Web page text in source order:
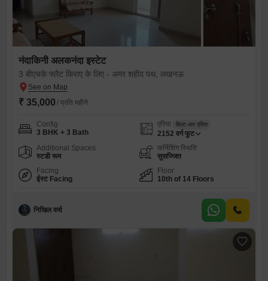
नंदाकिनी अलकनंदा इस्टेट
3 बीएचके फ्लैट किराए के लिए - अमर शहीद पथ, लखनऊ
₹ 35,000 / प्रति महीने
Config
3 BHK + 3 Bath
एरिया बिल्ट-अप एरिया
2152 वर्ग फुट
Additional Spaces
स्टडी रूम
फर्निशिंग स्थिति
सुसज्जित
Facing
ईस्ट Facing
Floor
10th of 14 Floors
निखिल वर्मा